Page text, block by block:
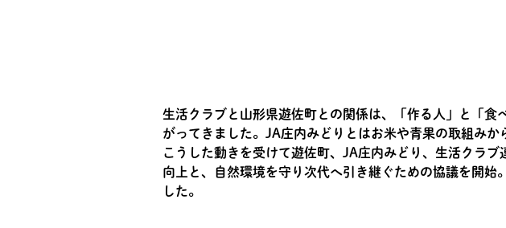
生活クラブと山形県遊佐町との関係は、「作る人」と「
がってきました。JA庄内みどりとはお米や青果の取組み
こうした動きを受けて遊佐町、JA庄内みどり、生活クラ
向上と、自然環境を守り次代へ引き継ぐための協議を開
した。